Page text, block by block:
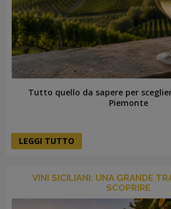
Tutto quello da sapere per
Piemonte
LEGGI TUTTO
VINI SICILIANI: UNA GRANDE
SCOPRIRE